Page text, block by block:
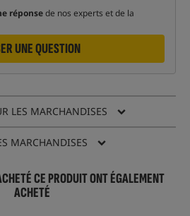
réponsede nos experts et de la
UNE QUESTION
LES MARCHANDISES
MARCHANDISES
CE PRODUIT ONT ÉGALEMENT
ACHETÉ